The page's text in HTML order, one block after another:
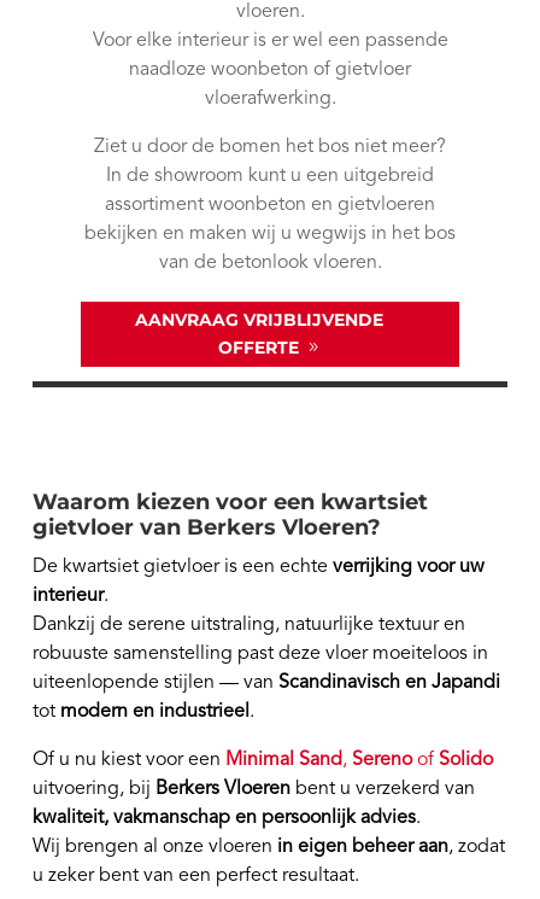
vloeren.
Voor elke interieur is er wel een passende
naadloze woonbeton of gietvloer
vloerafwerking.
Ziet u door de bomen het bos niet meer?
In de showroom kunt u een uitgebreid
assortiment woonbeton en gietvloeren
bekijken en maken wij u wegwijs in het bos
van de betonlook vloeren.
AANVRAAG VRIJBLIJVENDE
OFFERTE
Waarom kiezen voor een kwartsiet
gietvloer van Berkers Vloeren?
De kwartsiet gietvloer is een echteverrijking voor uw
interieur.
Dankzij de serene uitstraling, natuurlijke textuur en
robuuste samenstelling past deze vloer moeiteloos in
uiteenlopende stijlen — van Scandinavisch en Japandi
tot modern en industrieel.
Of u nu kiest voor een Minimal Sand, Serenoof Solido
uitvoering, bij Berkers Vloeren bent u verzekerd van
kwaliteit, vakmanschap en persoonlijk advies.
Wij brengen al onze vloeren in eigen beheer aan, zodat
u zeker bent van een perfect resultaat.